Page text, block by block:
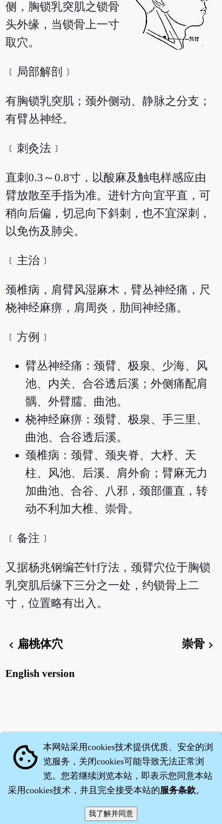
侧，胸锁乳突肌之锁骨
头外缘，当锁骨上一寸
取穴。
﹝局部解剖﹞
有胸锁乳突肌；颈外侧动、静脉之分支；
有臂丛神经。
﹝刺灸法﹞
直刺0.3～0.8寸，以酸麻及触电样感应由
臂放散至手指为准。进针方向宜平直，可
稍向后偏，切忌向下斜刺，也不宜深刺，
以免伤及肺尖。
﹝主治﹞
颈椎病，肩臂风湿麻木，臂丛神经痛，尺
桡神经麻痹，肩周炎，肋间神经痛。
﹝方例﹞
臂丛神经痛：颈臂、极泉、少海、风
池、内关、合谷透后溪；外侧痛配肩
髃、外臂臑、曲池。
桡神经麻痹：颈臂、极泉、手三里、
曲池、合谷透后溪。
颈椎病：颈臂、颈夹脊、大杼、天
柱、风池、后溪、肩外俞；臂麻无力
加曲池、合谷、八邪，颈部僵直，转
动不利加大椎、崇骨。
﹝备注﹞
又据杨兆钢编芒针疗法，颈臂穴位于胸锁
乳突肌后缘下三分之一处，约锁骨上二
寸，位置略有出入。
chevron_left 扁桃体穴 崇骨chevron_right
English version
·沈药子©2008～2026
cookie 本网站采用cookies技术提供优质、安全的浏
览服务，关闭cookies可能导致无法正常浏
览。您若继续浏览本站，即表示您同意本站
采用cookies技术，并且完全接受本站的服务条款。